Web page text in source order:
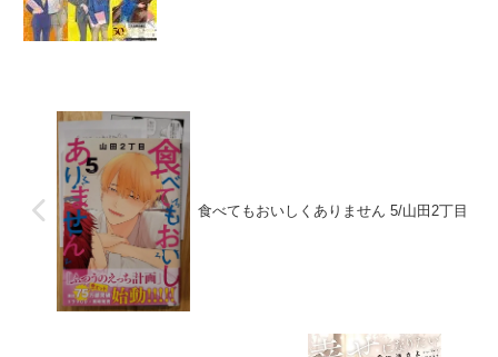
食べてもおいしくありません 5/山田2丁目